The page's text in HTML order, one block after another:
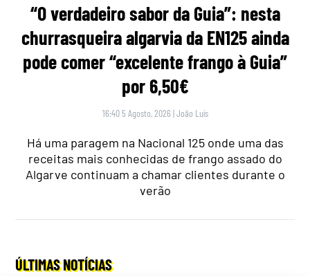
“O verdadeiro sabor da Guia”: nesta
churrasqueira algarvia da EN125 ainda
pode comer “excelente frango à Guia”
por 6,50€
16:40 5 Agosto, 2026 |João Luís
Há uma paragem na Nacional 125 onde uma das
receitas mais conhecidas de frango assado do
Algarve continuam a chamar clientes durante o
verão
ÚLTIMAS NOTÍCIAS